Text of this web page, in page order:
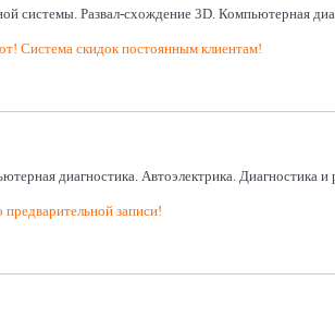
системы. Развал-схождение 3D. Компьютерная
Система скидок постоянным клиентам!
диагностика. Автоэлектрика.
записи!